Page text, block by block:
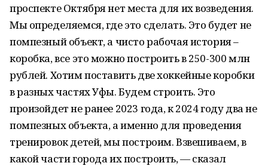
проспекте Октября нет места для их возведения.
Мы определяемся, где это сделать. Это будет не
помпезный объект, а чисто рабочая история –
коробка, все это можно построить в 250-300 млн
рублей. Хотим поставить две хоккейные коробки
в разных частях Уфы. Будем строить. Это
произойдет не ранее 2023 года, к 2024 году два не
помпезных объекта, а именно для проведения
тренировок детей, мы построим. Взвешиваем, в
какой части города их построить, — сказал